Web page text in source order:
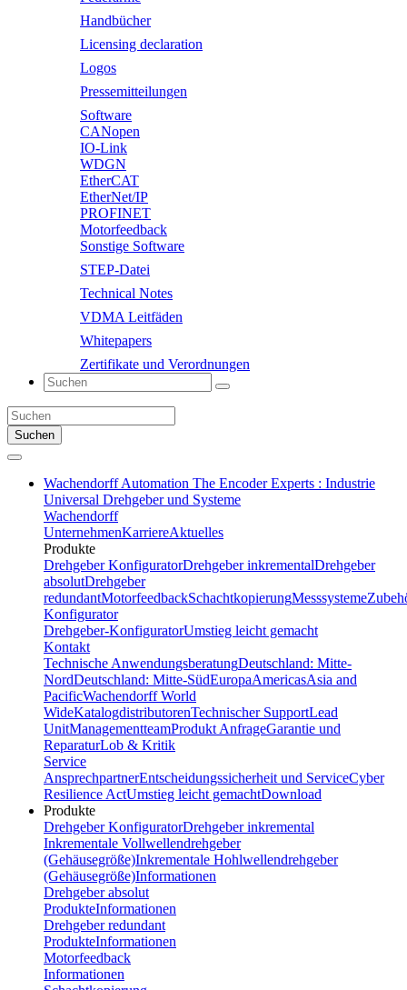
Handbücher
Licensing declaration
Logos
Pressemitteilungen
Software
CANopen
IO-Link
WDGN
EtherCAT
EtherNet/IP
PROFINET
Motorfeedback
Sonstige Software
STEP-Datei
Technical Notes
VDMA Leitfäden
Whitepapers
Zertifikate und Verordnungen
Suchen
Wachendorff Automation The Encoder Experts : Industrie
Universal Drehgeber und Systeme
Wachendorff
UnternehmenKarriereAktuelles
Produkte
Drehgeber KonfiguratorDrehgeber inkrementalDrehgeber
absolutDrehgeber
redundantMotorfeedbackSchachtkopierungMesssysteme
Konfigurator
Drehgeber-KonfiguratorUmstieg leicht gemacht
Kontakt
Technische AnwendungsberatungDeutschland: Mitte-
NordDeutschland: Mitte-SüdEuropaAmericasAsia and
PacificWachendorff World
WideKatalogdistributorenTechnischer SupportLead
UnitManagementteamProdukt AnfrageGarantie und
ReparaturLob & Kritik
Service
AnsprechpartnerEntscheidungssicherheit und ServiceCyber
Resilience ActUmstieg leicht gemachtDownload
Produkte
Drehgeber KonfiguratorDrehgeber inkremental
Inkrementale Vollwellendrehgeber
(Gehäusegröße)Inkrementale Hohlwellendrehgeber
(Gehäusegröße)Informationen
Drehgeber absolut
ProdukteInformationen
Drehgeber redundant
ProdukteInformationen
Motorfeedback
Informationen